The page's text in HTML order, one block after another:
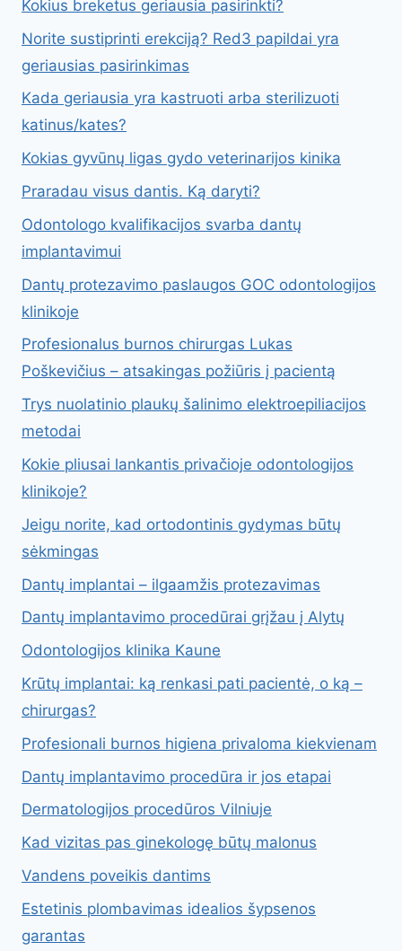
Kokius breketus geriausia pasirinkti?
Norite sustiprinti erekciją? Red3 papildai yra
geriausias pasirinkimas
Kada geriausia yra kastruoti arba sterilizuoti
katinus/kates?
Kokias gyvūnų ligas gydo veterinarijos kinika
Praradau visus dantis. Ką daryti?
Odontologo kvalifikacijos svarba dantų
implantavimui
Dantų protezavimo paslaugos GOC odontologijos
klinikoje
Profesionalus burnos chirurgas Lukas
Poškevičius – atsakingas požiūris į pacientą
Trys nuolatinio plaukų šalinimo elektroepiliacijos
metodai
Kokie pliusai lankantis privačioje odontologijos
klinikoje?
Jeigu norite, kad ortodontinis gydymas būtų
sėkmingas
Dantų implantai – ilgaamžis protezavimas
Dantų implantavimo procedūrai grįžau į Alytų
Odontologijos klinika Kaune
Krūtų implantai: ką renkasi pati pacientė, o ką –
chirurgas?
Profesionali burnos higiena privaloma kiekvienam
Dantų implantavimo procedūra ir jos etapai
Dermatologijos procedūros Vilniuje
Kad vizitas pas ginekologę būtų malonus
Vandens poveikis dantims
Estetinis plombavimas idealios šypsenos
garantas